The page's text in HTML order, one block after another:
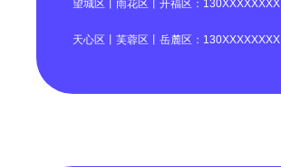
望城区丨雨花区丨开福区：130XXXXXXXX
天心区丨芙蓉区丨岳麓区：130XXXXXXXX